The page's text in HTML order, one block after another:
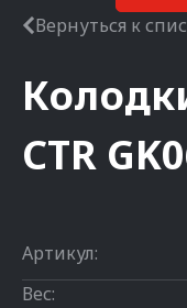
Вернуться к
CTR
Артикул:
Вес: